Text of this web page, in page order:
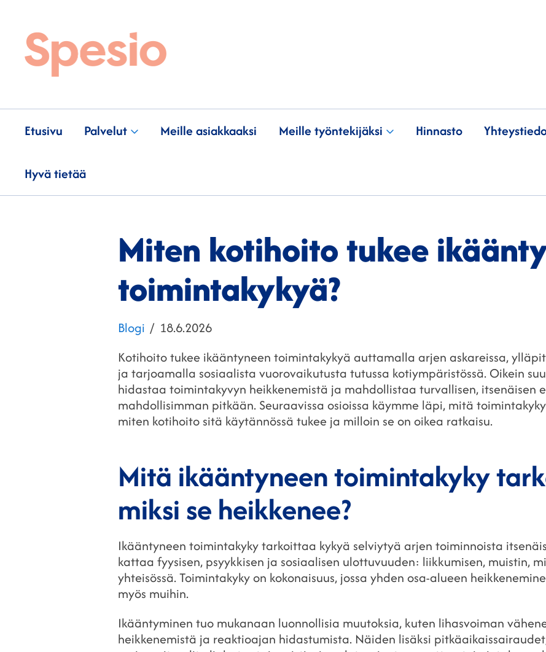
Etusivu Palvelut Meille asiakkaaksi Meille työntekijäksi Hinnasto
Hyvä tietää
Miten kotihoito tukee
toimintakykyä?
Kategoriat
Blogi Julkaistu
18.6.2026
Kotihoito tukee ikääntyneen toimintakykyä auttamalla arjen askareissa,
ja tarjoamalla sosiaalista vuorovaikutusta tutussa kotiympäristössä. Oikein
hidastaa toimintakyvyn heikkenemistä ja mahdollistaa turvallisen, itsenäisen
mahdollisimman pitkään. Seuraavissa osioissa käymme läpi, mitä
miten kotihoito sitä käytännössä tukee ja milloin se on oikea ratkaisu.
Mitä ikääntyneen toimintakyky
miksi se heikkenee?
Ikääntyneen toimintakyky tarkoittaa kykyä selviytyä arjen toiminnoista
kattaa fyysisen, psyykkisen ja sosiaalisen ulottuvuuden: liikkumisen, muistin,
yhteisössä. Toimintakyky on kokonaisuus, jossa yhden osa-alueen
myös muihin.
Ikääntyminen tuo mukanaan luonnollisia muutoksia, kuten lihasvoiman
heikkenemistä ja reaktioajan hidastumista. Näiden lisäksi